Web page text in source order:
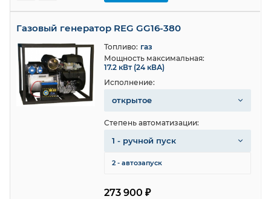
Газовый генератор REG GG16-380
273 900 ₽
Топливо: газ
Мощность максимальная:
17.2 кВт (24 кВА)
Исполнение:
открытое
Степень автоматизации:
1 - ручной пуск
2 - автозапуск